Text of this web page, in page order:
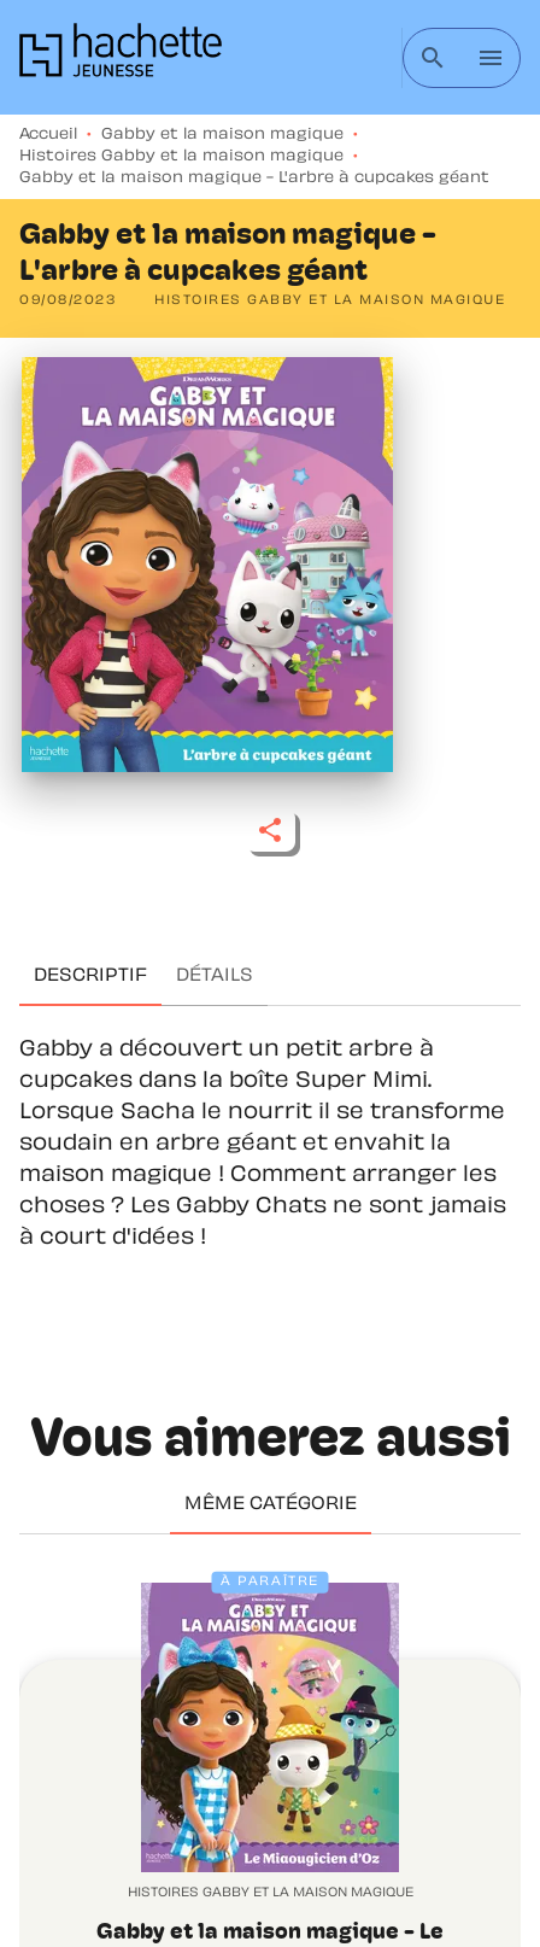
MENU RECHERCHE CONTENU
search menu
Accueil • Gabby et la maison magique
•
Histoires Gabby et la maison magique
•
Gabby et la maison magique - L'arbre à cupcakes géant
Gabby et la maison magique -
L'arbre à cupcakes géant
09/08/2023 HISTOIRES GABBY ET LA MAISON MAGIQUE
DESCRIPTIF DÉTAILS
Gabby a découvert un petit arbre à
cupcakes dans la boîte Super Mimi.
Lorsque Sacha le nourrit il se transforme
soudain en arbre géant et envahit la
maison magique ! Comment arranger les
choses ? Les Gabby Chats ne sont jamais
à court d'idées !
Vous aimerez aussi
MÊME CATÉGORIE
À PARAÎTRE
HISTOIRES GABBY ET LA MAISON MAGIQUE
Gabby et la maison magique - Le